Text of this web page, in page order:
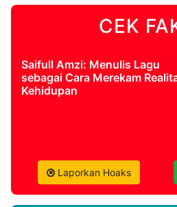
CEK
Saifull Amzi: Menulis Lagu
sebagai Cara Merekam
Kehidupan
Laporkan Hoaks